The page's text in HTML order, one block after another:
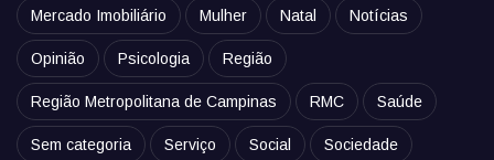
Mercado Imobiliário Mulher Natal Notícias
Opinião Psicologia Região
Região Metropolitana de Campinas RMC Saúde
Sem categoria Serviço Social Sociedade